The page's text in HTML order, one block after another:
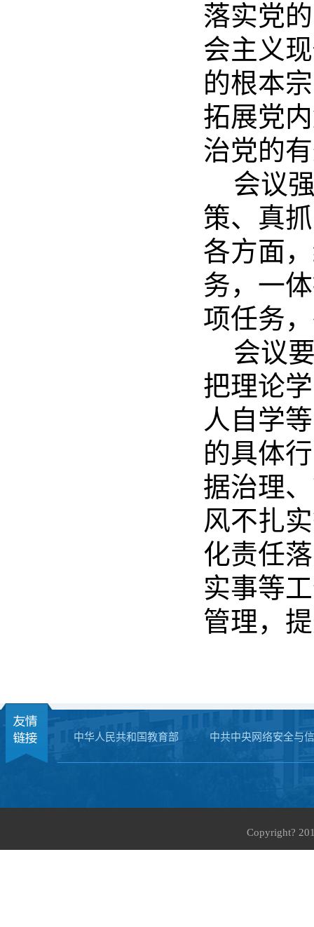
落实党
会主义
的根本
拓展党
治党的
会议
策、真
各方面
务，一
项任务
会议
把理论
人自学
的具体
据治理
风不扎
化责任
实事等
管理，
中华人民共和国教育部 中共中央网络安全与
Copyright?